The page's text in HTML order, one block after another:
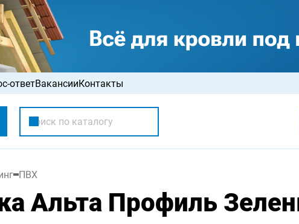
ответВакансииКонтакты
ПВХ
Альта Профиль